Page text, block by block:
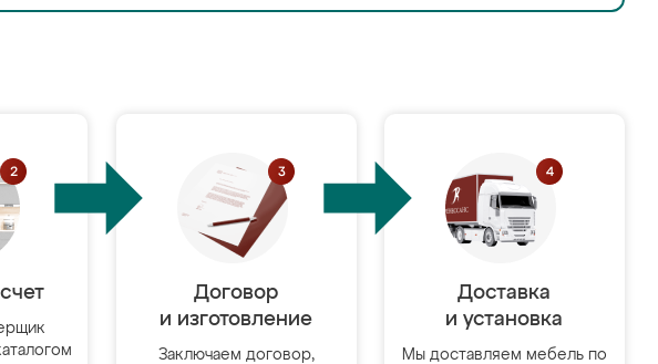
Договор
и изготовление
Заключаем договор,
Доставка
и установка
Мы доставляем мебель по